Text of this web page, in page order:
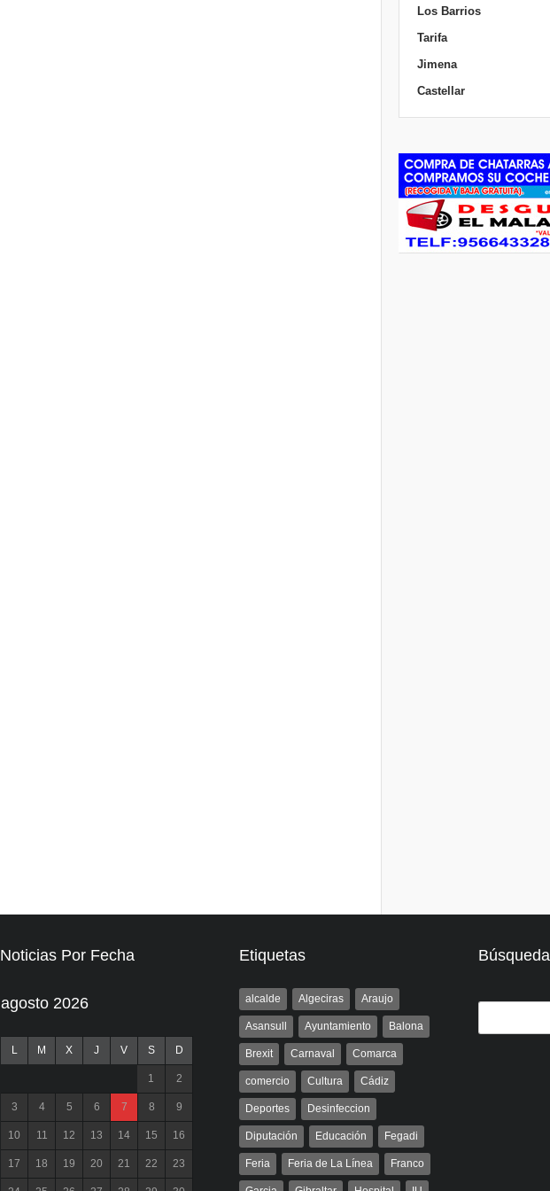
Los Barrios
Tarifa
Jimena
Castellar
Noticias Por Fecha
agosto 2026
L M X J V S D
1 2
3 4 5 6 7 8 9
10 11 12 13 14 15 16
17 18 19 20 21 22 23
Etiquetas
alcalde Algeciras Araujo
Asansull Ayuntamiento Balona
Brexit Carnaval Comarca
comercio Cultura Cádiz
Deportes Desinfeccion
Diputación Educación Fegadi
Feria Feria de La Línea Franco
Búsqueda